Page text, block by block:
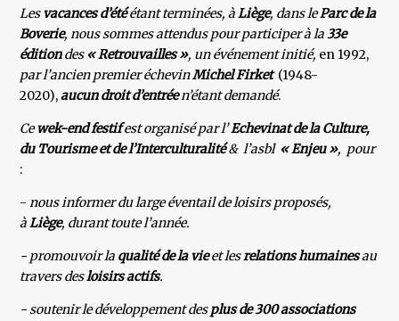
Lesvacances d’étéétant terminées, àLiège, dans leParc de la
Boverie, nous sommes attendus pour participer à la33e
éditiondes « Retrouvailles », un événement initié, en 1992,
par l’ancien premier échevinMichelFirket (1948-
2020),aucun droit d’entréen’étant demandé.
Cewek-end festifest organisé par l’Echevinat de la Culture,
du Tourisme et de l’Interculturalité& l’asbl « Enjeu », pour
:
-nous informer du large éventail de loisirs proposés,
àLiège, durant toute l’année.
- promouvoir la qualité de la vieet lesrelations humainesau
travers desloisirs actifs.
- soutenir le développement desplus de 300 associations